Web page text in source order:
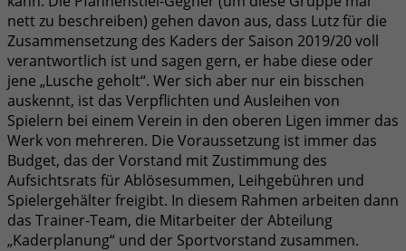
nett zu beschreiben) gehen davon aus, dass Lutz für die
Zusammensetzung des Kaders der Saison 2019/20 voll
verantwortlich ist und sagen gern, er habe diese oder
jene „Lusche geholt“. Wer sich aber nur ein bisschen
auskennt, ist das Verpflichten und Ausleihen von
Spielern bei einem Verein in den oberen Ligen immer das
Werk von mehreren. Die Voraussetzung ist immer das
Budget, das der Vorstand mit Zustimmung des
Aufsichtsrats für Ablösesummen, Leihgebühren und
Spielergehälter freigibt. In diesem Rahmen arbeiten dann
das Trainer-Team, die Mitarbeiter der Abteilung
„Kaderplanung“ und der Sportvorstand zusammen.